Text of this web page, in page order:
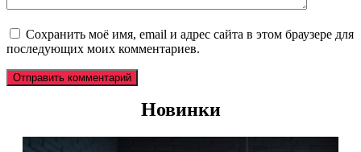
Сохранить моё имя, email и адрес сайта в этом браузере для
последующих моих комментариев.
Новинки